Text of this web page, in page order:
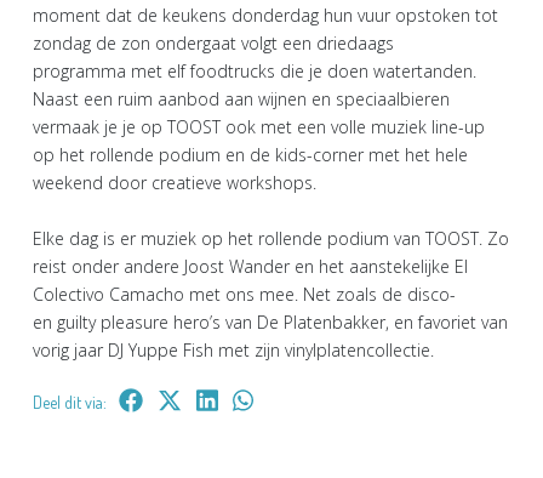
moment dat de keukens donderdag hun vuur opstoken tot
zondag de zon ondergaat volgt een driedaags
programma met elf foodtrucks die je doen watertanden.
Naast een ruim aanbod aan wijnen en speciaalbieren
vermaak je je op TOOST ook met een volle muziek line-up
op het rollende podium en de kids-corner met het hele
weekend door creatieve workshops.
Elke dag is er muziek op het rollende podium van TOOST. Zo
reist onder andere Joost Wander en het aanstekelijke El
Colectivo Camacho met ons mee. Net zoals de disco-
en guilty pleasure hero’s van De Platenbakker, en favoriet van
vorig jaar DJ Yuppe Fish met zijn vinylplatencollectie.
Deel dit via: